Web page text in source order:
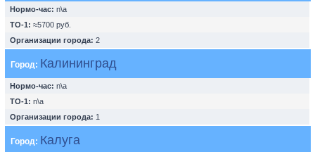
Нормо-час: n\a
ТО-1: ≈5700 руб.
Организации города: 2
Город: Калининград
Нормо-час: n\a
ТО-1: n\a
Организации города: 1
Город: Калуга